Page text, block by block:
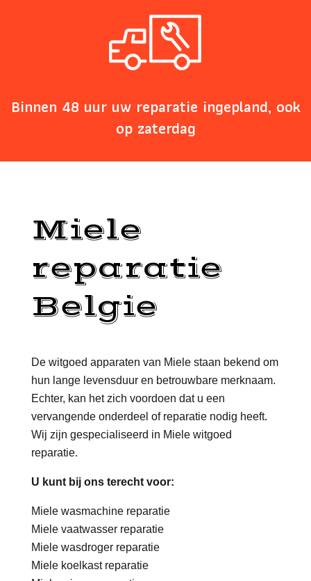
Binnen 48 uur uw reparatie ingepland, ook
op zaterdag
Miele
reparatie
Belgie
De witgoed apparaten van Miele staan bekend om
hun lange levensduur en betrouwbare merknaam.
Echter, kan het zich voordoen dat u een
vervangende onderdeel of reparatie nodig heeft.
Wij zijn gespecialiseerd in Miele witgoed
reparatie.
U kunt bij ons terecht voor:
Miele wasmachine reparatie
Miele vaatwasser reparatie
Miele wasdroger reparatie
Miele koelkast reparatie